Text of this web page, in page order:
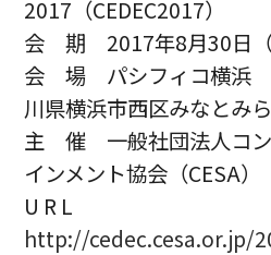
2017（CEDEC2017）
会 期
2017年8月30日
会 場
パシフィコ横浜
川県横浜市西区みなとみら
主 催
一般社団法人コ
インメント協会（CESA）
U R L
http://cedec.cesa.or.jp/